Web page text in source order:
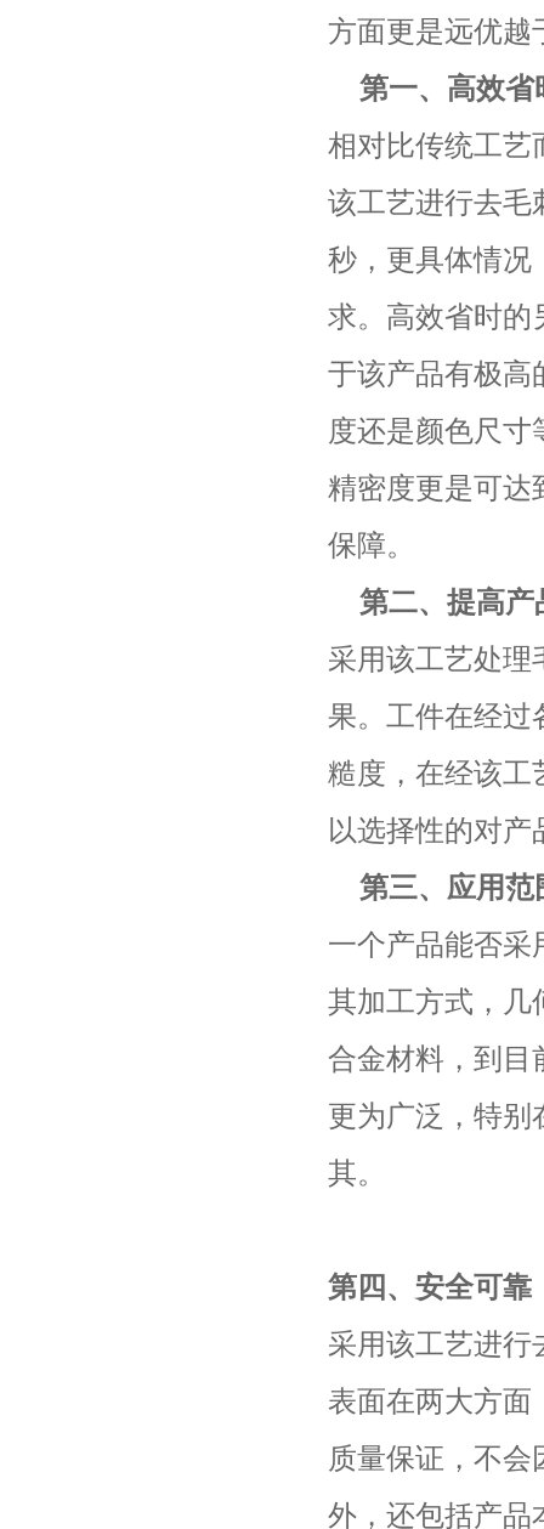
方面更是远优越
第一、高效省
相对比传统工艺
该工艺进行去毛
秒，更具体情况
求。高效省时的
于该产品有极高
度还是颜色尺
精密度更是可达
保障。
第二、提高产
采用该工艺处理
果。工件在经过
糙度，在经该工
以选择性的对
第三、应用范
一个产品能否采
其加工方式，几
合金材料，到目
更为广泛，特别
其。
第四、安全可靠
采用该工艺进行
表面在两大方面
质量保证，不
外，还包括产品